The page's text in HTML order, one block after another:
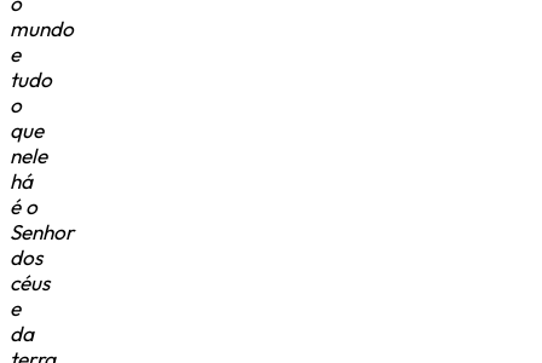
mundo
e
tudo
o
que
nele
há
é o
Senhor
dos
céus
e
da